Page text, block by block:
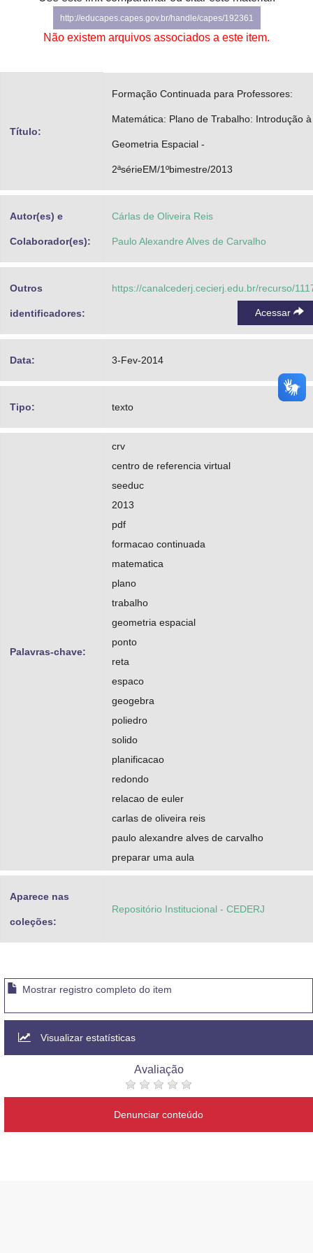
Advocacia-Geral da União
Banco Central do Brasil
Planalto
http://educapes.capes.gov.br/handle/capes/192361
Não existem arquivos associados a este item.
Título:
Formação Continuada para Professores:
Matemática: Plano de Trabalho: Introdução à
Geometria Espacial -
2ªsérieEM/1ºbimestre/2013
Autor(es) e
Colaborador(es):
Cárlas de Oliveira Reis
Paulo Alexandre Alves de Carvalho
Outros
identificadores:
https://canalcederj.cecierj.edu.br/recurso/
Acessar
Data: 3-Fev-2014
Tipo: texto
Palavras-chave:
crv
centro de referencia virtual
seeduc
2013
pdf
formacao continuada
matematica
plano
trabalho
geometria espacial
ponto
reta
espaco
geogebra
poliedro
solido
planificacao
redondo
relacao de euler
carlas de oliveira reis
paulo alexandre alves de carvalho
preparar uma aula
Aparece nas
coleções:
Repositório Institucional - CEDERJ
Mostrar registro completo do item
Visualizar estatísticas
Avaliação
Denunciar conteúdo